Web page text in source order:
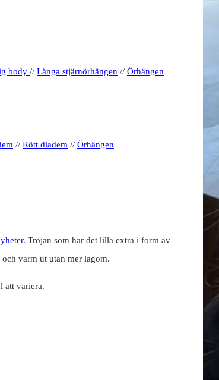
body // Långa stjärnörhängen // Örhängen
// Rött diadem // Örhängen
. Tröjan som har det lilla extra i form av
varm ut utan mer lagom.
att variera.